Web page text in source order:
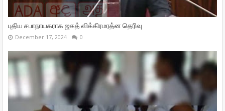
புதிய சபாநாயகராக ஜகத் விக்கிரமரத்ன தெரிவு
December 17, 2024 0